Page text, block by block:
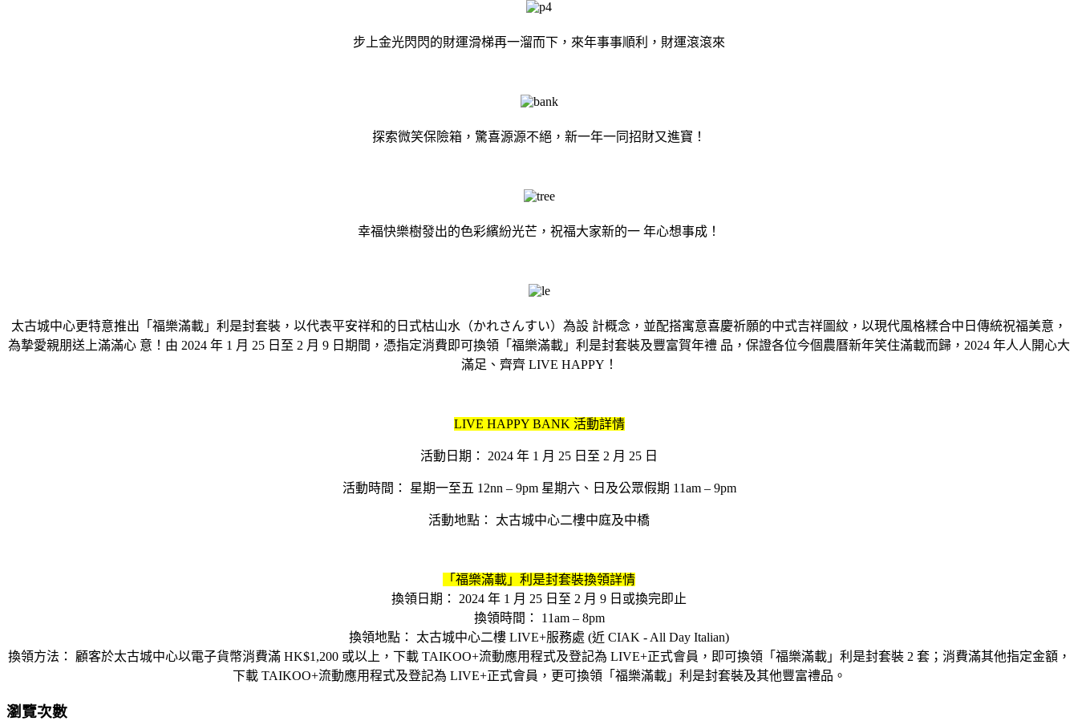
步上金光閃閃的財運滑梯再一溜而下，來年事事順利，財運滾滾來
探索微笑保險箱，驚喜源源不絕，新一年一同招財又進寶！
幸福快樂樹發出的色彩繽紛光芒，祝福大家新的一 年心想事成！
太古城中心更特意推出「福樂滿載」利是封套裝，以代表平安祥和的日式枯山水（かれさんすい）為設 計概念，並配搭寓意喜慶祈願的中式吉祥圖紋，以現代風格糅合中日傳統祝福美意，
為摯愛親朋送上滿滿心 意！由 2024 年 1 月 25 日至 2 月 9 日期間，憑指定消費即可換領「福樂滿載」利是封套裝及豐富賀年禮 品，保證各位今個農曆新年笑住滿載而歸，2024 年人人開心大
滿足、齊齊 LIVE HAPPY！
LIVE HAPPY BANK 活動詳情
活動日期： 2024 年 1 月 25 日至 2 月 25 日
活動時間： 星期一至五 12nn – 9pm 星期六、日及公眾假期 11am – 9pm
活動地點： 太古城中心二樓中庭及中橋
「福樂滿載」利是封套裝換領詳情
換領日期： 2024 年 1 月 25 日至 2 月 9 日或換完即止
換領時間： 11am – 8pm
換領地點： 太古城中心二樓 LIVE+服務處 (近 CIAK - All Day Italian)
換領方法： 顧客於太古城中心以電子貨幣消費滿 HK$1,200 或以上，下載 TAIKOO+流動應用程式及登記為 LIVE+正式會員，即可換領「福樂滿載」利是封套裝 2 套；消費滿其他指定金額，
下載 TAIKOO+流動應用程式及登記為 LIVE+正式會員，更可換領「福樂滿載」利是封套裝及其他豐富禮品。
瀏覽次數